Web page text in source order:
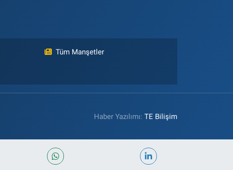
Tüm Manşetler
Haber Yazılımı:TE Bilişim